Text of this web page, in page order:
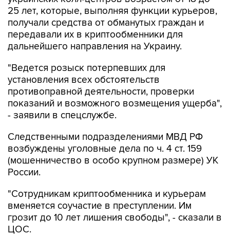
25 лет, которые, выполняя функции курьеров,
получали средства от обманутых граждан и
передавали их в криптообменники для
дальнейшего направления на Украину.
"Ведется розыск потерпевших для
установления всех обстоятельств
противоправной деятельности, проверки
показаний и возможного возмещения ущерба",
- заявили в спецслужбе.
Следственными подразделениями МВД РФ
возбуждены уголовные дела по ч. 4 ст. 159
(мошенничество в особо крупном размере) УК
России.
"Сотрудникам криптообменника и курьерам
вменяется соучастие в преступлении. Им
грозит до 10 лет лишения свободы", - сказали в
ЦОС.